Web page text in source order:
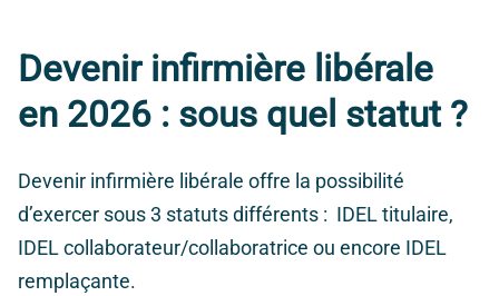
Devenir infirmière libérale
en 2026 : sous quel statut ?
Devenir infirmière libérale offre la possibilité
d’exercer sous 3 statuts différents : IDEL titulaire,
IDEL collaborateur/collaboratrice ou encore IDEL
remplaçante.